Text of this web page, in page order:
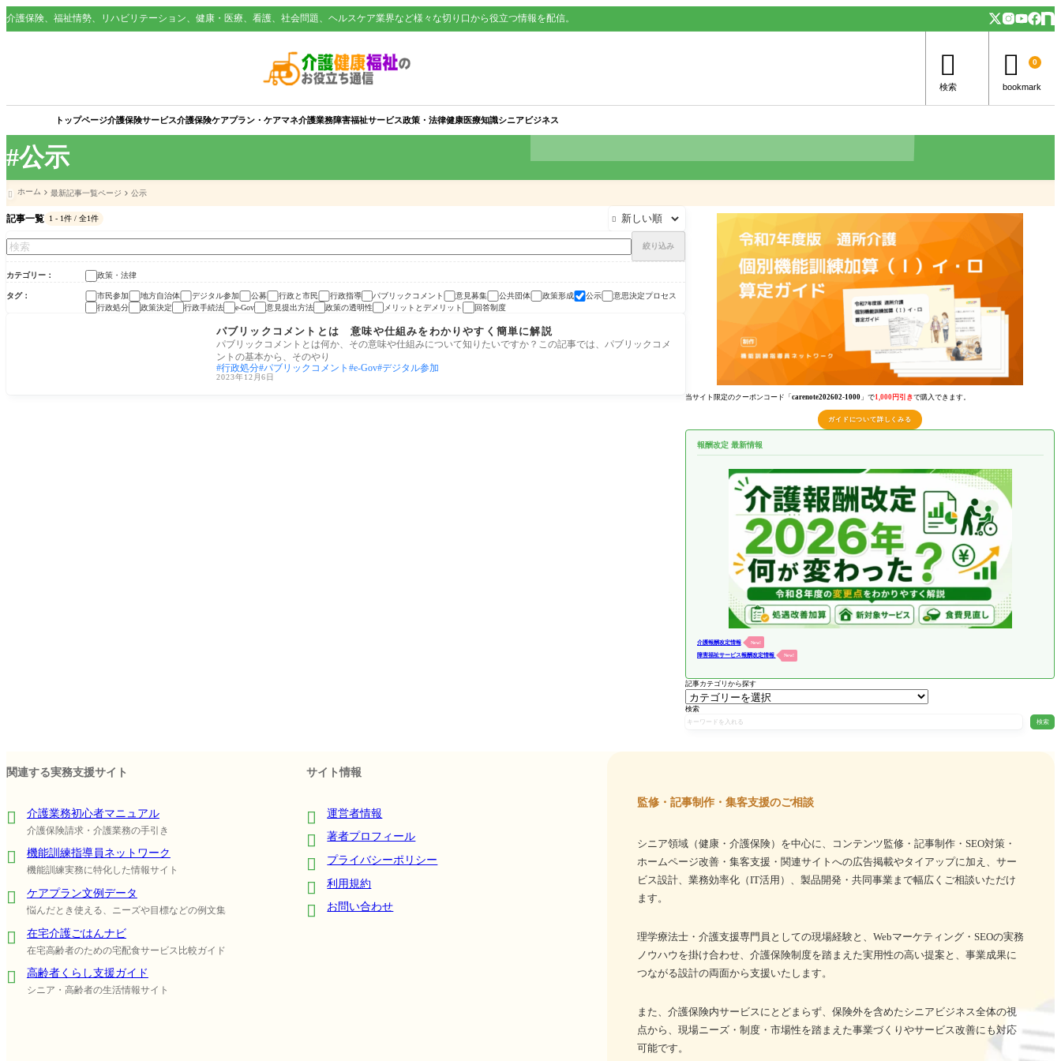
#公示
介護保険、福祉情勢、リハビリテーション、健康・医療、看護、社会問題、ヘルスケア業界など様々な切り口から役立つ情報を配信。
トップページ介護保険サービス介護保険ケアプラン・ケアマネ介護業務障害福祉サービス政策・法律健康医療知識シニアビジネス

検索
 0
bookmark
 ホーム 最新記事一覧ページ 公示
記事一覧 1 - 1件 / 全1件 
絞り込み
カテゴリー 政策・法律
タグ 市民参加 地方自治体 デジタル参加 公募 行政と市民 行政指導 パブリックコメント 意見募集 公共団体 政策形成 公示
意思決定プロセス
行政処分
政策決定 行政手続法 e-Gov 意見提出方法 政策の透明性 メリットとデメリット 回答制度
政策・法律
パブリックコメントとは 意味や仕組みをわかりやすく簡単に解説
パブリックコメントとは何か、その意味や仕組みについて知りたいですか？この記事では、パブリックコメ
ントの基本から、そのやり
行政処分 パブリックコメント e-Gov デジタル参加
2023年12月6日
当サイト限定のクーポンコード「 carenote202602-1000 」で1,000円引きで購入できます。
ガイドについて詳しくみる
報酬改定 最新情報
介護報酬改定情報 New!
障害福祉サービス報酬改定情報 New!
記事カテゴリから探す
検索
検索
関連する実務支援サイト
介護業務初心者マニュアル
介護保険請求・介護業務の手引き
機能訓練指導員ネットワーク
機能訓練実務に特化した情報サイト
ケアプラン文例データ
悩んだとき使える、ニーズや目標などの例文集
在宅介護ごはんナビ
在宅高齢者のための宅配食サービス比較ガイド
高齢者くらし支援ガイド
シニア・高齢者の生活情報サイト
サイト情報
運営者情報
著者プロフィール
プライバシーポリシー
利用規約
お問い合わせ
監修・記事制作・集客支援のご相談
シニア領域（健康・介護保険）を中心に、コンテンツ監修・記事制作・SEO対策・
ホームページ改善・集客支援・関連サイトへの広告掲載やタイアップに加え、サー
ビス設計、業務効率化（IT活用）、製品開発・共同事業まで幅広くご相談いただけ
ます。
理学療法士・介護支援専門員としての現場経験と、Webマーケティング・SEOの実務
ノウハウを掛け合わせ、介護保険制度を踏まえた実用性の高い提案と、事業成果に
つながる設計の両面から支援いたします。
また、介護保険内サービスにとどまらず、保険外を含めたシニアビジネス全体の視
点から、現場ニーズ・制度・市場性を踏まえた事業づくりやサービス改善にも対応
可能です。